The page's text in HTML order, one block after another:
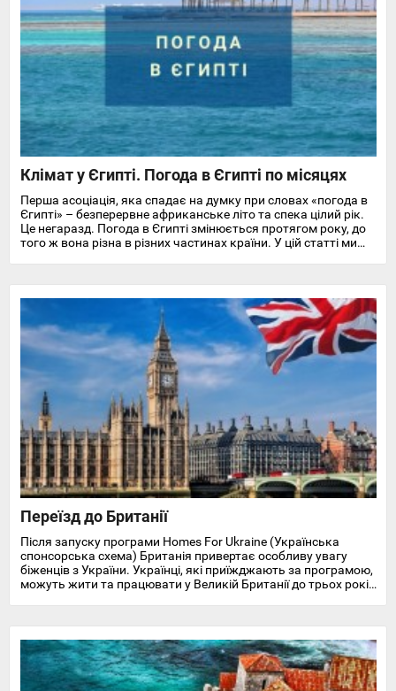
Клімат у Єгипті. Погода в Єгипті по місяцях
Перша асоціація, яка спадає на думку при словах «погода в
Єгипті» – безперервне африканське літо та спека цілий рік.
Це негаразд. Погода в Єгипті змінюється протягом року, до
того ж вона різна в різних частинах країни. У цій статті ми
Червоного моря.
Переїзд до Британії
Після запуску програми Homes For Ukraine (Українська
спонсорська схема) Британія привертає особливу увагу
біженців з України. Українці, які приїжджають за програмою,
можуть жити та працювати у Великій Британії до трьох років